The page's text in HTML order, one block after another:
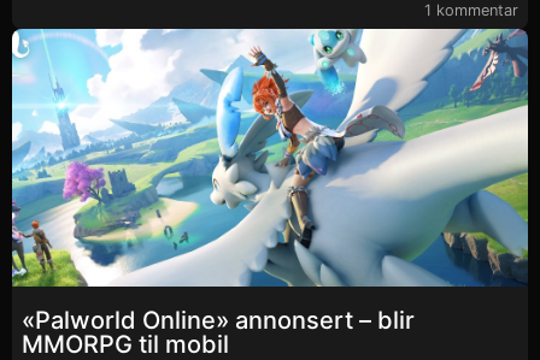
1 kommentar
«Palworld Online» annonsert – blir
MMORPG til mobil